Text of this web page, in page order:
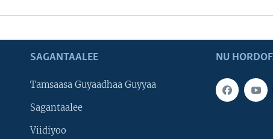
NU
SAGANTAALEE
Tamsaasa Guyaadhaa Guyyaa
Sagantaalee
Viidiyoo